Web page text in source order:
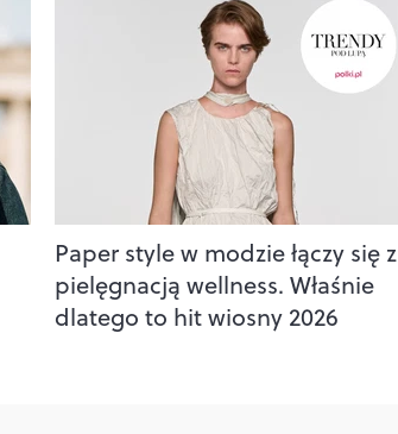
Paper style w modzie łączy się z
pielęgnacją wellness. Właśnie
dlatego to hit wiosny 2026